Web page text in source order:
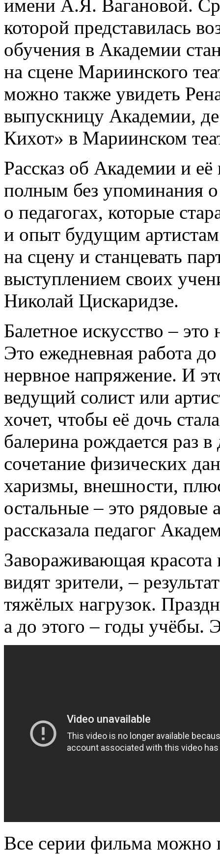
имени А.Я. Вагановой.
которой представилась
обучения в Академии
на сцене Мариинского
можно также увидеть
выпускницу Академии,
Кихот» в Мариинском
Рассказ об Академии и
полным без упоминания
о педагогах, которые
и опыт будущим
на сцену и станцевать
выступлением своих
Николай Цискаридзе.
Балетное искусство –
Это ежедневная работа
нервное напряжение. И
ведущий солист или
хочет, чтобы её дочь
балерина рождается раз
сочетание физических
харизмы, внешности,
остальные – это рядовые
рассказала педагог
Завораживающая красота
видят зрители, –
тяжёлых нагрузок.
а до этого – годы учёбы.
Все серии фильма можно